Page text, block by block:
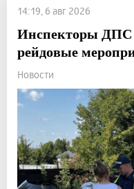
14:19, 6 авг 2026
Инспекторы ДПС
рейдовые
Новости